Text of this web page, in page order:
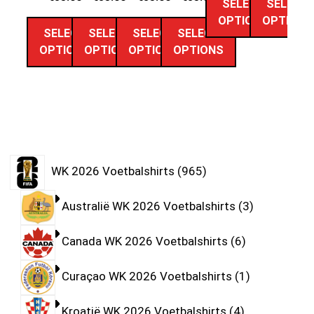
SELECT
OPTIONS
SELECT
OPTIONS
SELECT
OPTIONS
SELECT
OPTIONS
SELECT
OPTIONS
SELECT
OPTIONS
WK 2026 Voetbalshirts 965
Australië WK 2026 Voetbalshirts 3
Canada WK 2026 Voetbalshirts 6
Curaçao WK 2026 Voetbalshirts 1